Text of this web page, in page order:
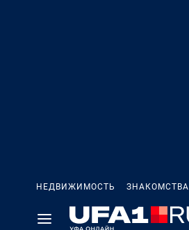
НЕДВИЖИМОСТЬ ЗНАКОМСТВА